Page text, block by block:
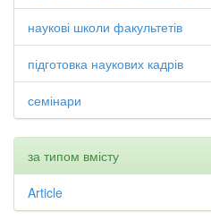
наукові школи факультетів
підготовка наукових кадрів
семінари
за типом вмісту
Article